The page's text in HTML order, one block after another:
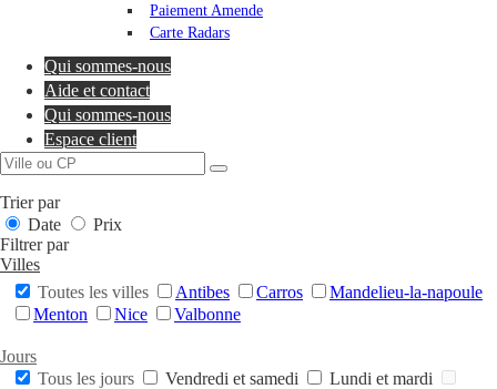
Paiement Amende
Carte Radars
Qui sommes-nous
Aide et contact
Qui sommes-nous
Espace client
Trier par
Date
Prix
Filtrer par
Villes
Toutes les villes
Antibes Carros
Mandelieu-la-napoule
Menton
Nice Valbonne
Jours
Tous les jours
Vendredi et samedi
Lundi et mardi